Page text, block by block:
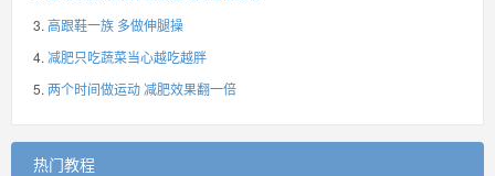
高跟鞋一族 多做伸腿操
减肥只吃蔬菜当心越吃越胖
两个时间做运动 减肥效果翻一倍
热门教程